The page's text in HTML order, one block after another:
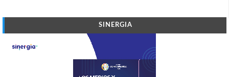
SINERGIA